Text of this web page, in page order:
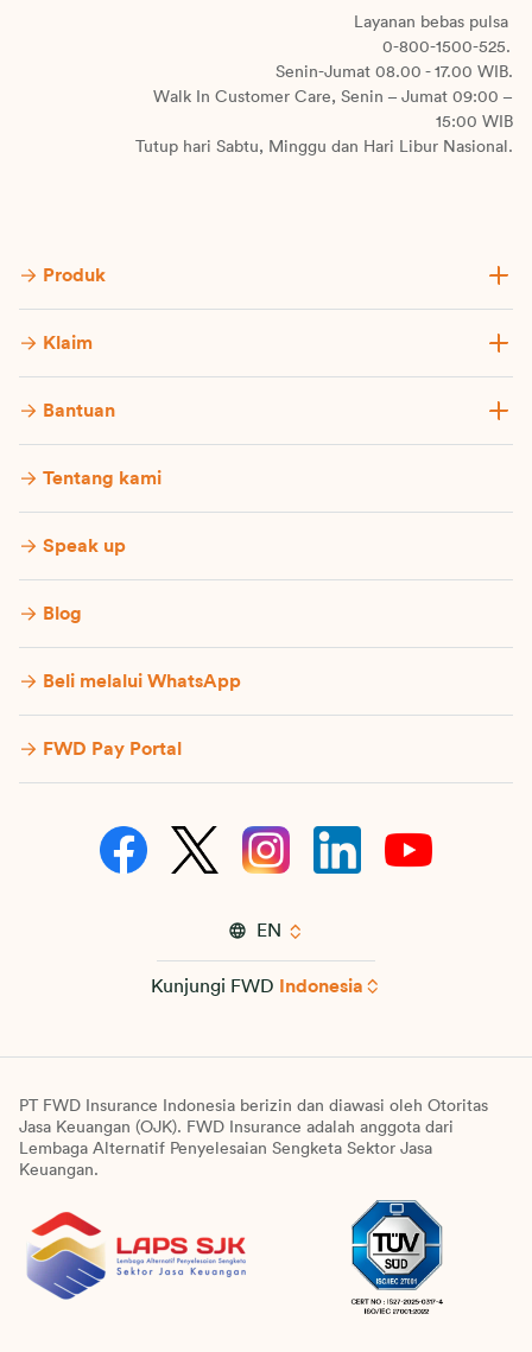
Layanan bebas pulsa
0-800-1500-525.
Senin-Jumat 08.00 - 17.00 WIB.
Walk In Customer Care, Senin – Jumat 09:00 –
15:00 WIB
Tutup hari Sabtu, Minggu dan Hari Libur Nasional.
Produk
Klaim
Bantuan
Tentang kami
Speak up
Blog
Beli melalui WhatsApp
FWD Pay Portal
EN
Kunjungi FWD Indonesia
PT FWD Insurance Indonesia berizin dan diawasi oleh Otoritas
Jasa Keuangan (OJK). FWD Insurance adalah anggota dari
Lembaga Alternatif Penyelesaian Sengketa Sektor Jasa
Keuangan.